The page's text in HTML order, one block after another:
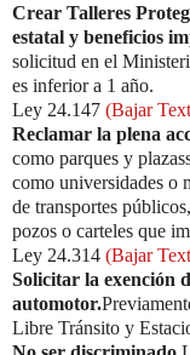
Crear Talleres
estatal y beneficios
solicitud en el
es inferior a 1 año.
Ley 24.147 (Bajar
Reclamar la plena
como parques y
como universidades o
de transportes
pozos o carteles que
Ley 24.314 (Bajar
Solicitar la exención
automotor.
Libre Tránsito y